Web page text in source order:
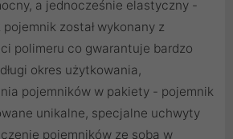
a jednocześnie elastyczny -
pojemnik został wykonany z
polimeru co gwarantuje bardzo
okres użytkowania,
pojemników w pakiety - pojemnik
unikalne, specjalne uchwyty
pojemników ze sobą w